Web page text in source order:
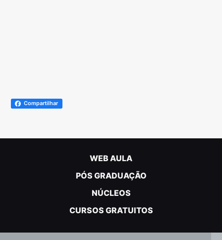
Compartilhar
WEB AULA
PÓS GRADUAÇÃO
NÚCLEOS
CURSOS GRATUITOS